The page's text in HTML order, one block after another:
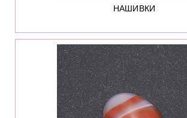
НАШИВКИ
11